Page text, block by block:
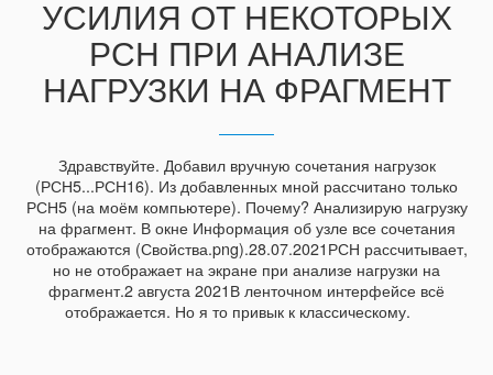
УСИЛИЯ ОТ НЕКОТОРЫХ
РСН ПРИ АНАЛИЗЕ
НАГРУЗКИ НА ФРАГМЕНТ
Здравствуйте. Добавил вручную сочетания нагрузок
(РСН5...РСН16). Из добавленных мной рассчитано только
РСН5 (на моём компьютере). Почему? Анализирую нагрузку
на фрагмент. В окне Информация об узле все сочетания
отображаются (Свойства.png).28.07.2021РСН рассчитывает,
но не отображает на экране при анализе нагрузки на
фрагмент.2 августа 2021В ленточном интерфейсе всё
отображается. Но я то привык к классическому.